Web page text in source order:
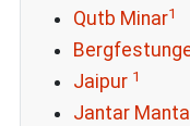
Qutb Minar1
Jaipur 1
Jantar